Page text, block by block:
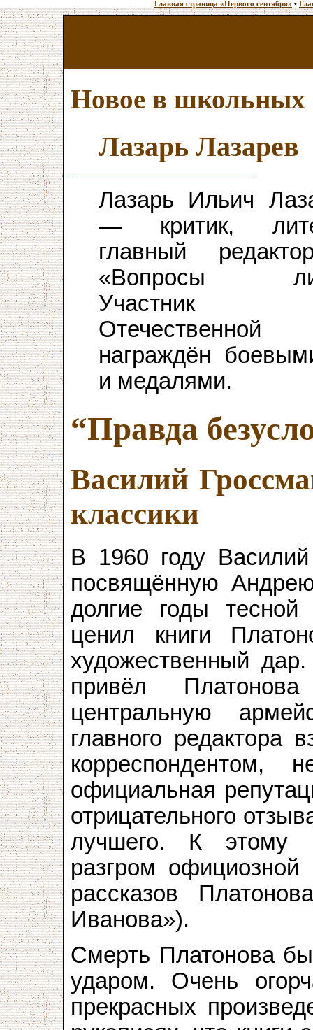
Главная страница «Первого сентября» •
Новое в школьных
Лазарь Лазарев
Лазарь Ильич
— критик,
главный
«Вопросы
Участник
награждён
и медалями.
“Правда
Василий
классики
В 1960 году
посвящённую
долгие годы
ценил книги
художественный
привёл
центральную
главного редактора
официальная
отрицательного
лучшего. К этому
разгром официозной
рассказов
Иванова»).
Смерть Платонова
ударом. Очень
прекрасных